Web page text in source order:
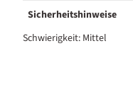
Sicherheitshinweise
Schwierigkeit: Mittel